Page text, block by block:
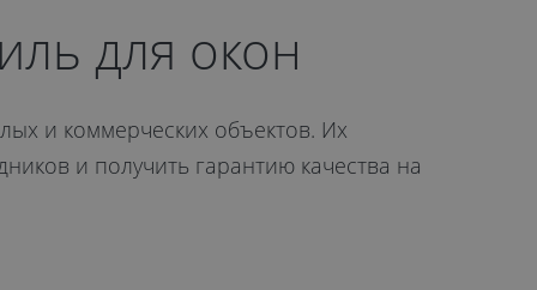
для окон
и коммерческих объектов. Их
и получить гарантию качества на